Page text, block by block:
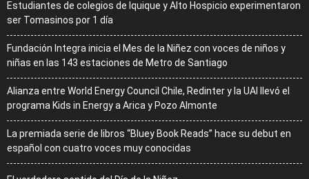
Estudiantes de colegios de Iquique y Alto Hospicio experimentaron
ser Tomasinos por 1 día
Fundación Integra inicia el Mes de la Niñez con voces de niños y
niñas en las 143 estaciones de Metro de Santiago
Alianza entre World Energy Council Chile, Redinter y la UAI llevó el
programa Kids in Energy a Arica y Pozo Almonte
La premiada serie de libros “Bluey Book Reads” hace su debut en
español con cuatro voces muy conocidas